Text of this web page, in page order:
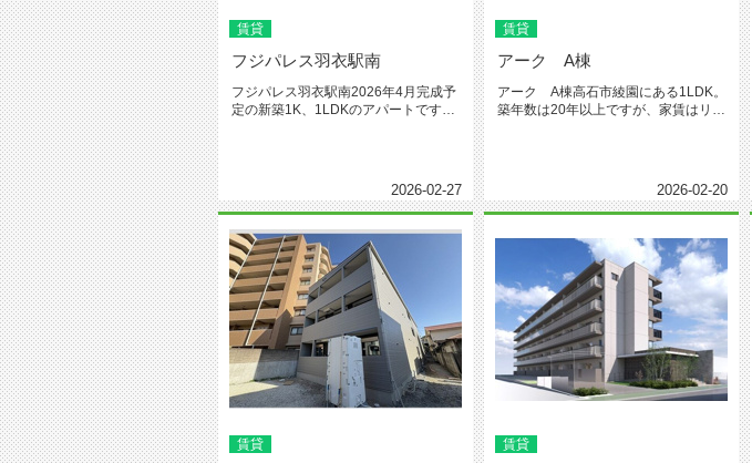
賃貸
フジパレス羽衣駅南
フジパレス羽衣駅南2026年4月完成予
定の新築1K、1LDKのアパートです。
2026-02-27
賃貸
アーク A棟
アーク A棟高石市綾園にある1LDK。
築年数は20年以上ですが、家賃はリー
2026-02-20
賃貸 賃貸